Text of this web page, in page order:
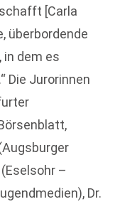
[Carla
überbordende
in dem es
Die Jurorinnen
(Eselsohr –
Dr.